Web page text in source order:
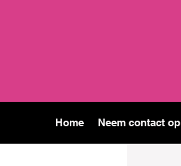
Home Neem contact op